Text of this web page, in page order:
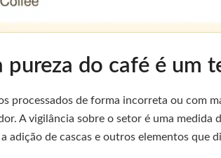
pureza do café é um
processados de forma incorreta ou com
A vigilância sobre o setor é uma medida
adição de cascas e outros elementos que